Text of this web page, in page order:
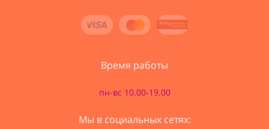
Время работы
пн-вс 10.00-19.00
Мы в социальных сетях: